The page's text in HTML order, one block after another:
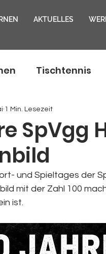
AKTUELLES
Tischtennis
SpVgg
1 Min. Lesezeit
und Spieltages der
mit der Zahl 100
ist.